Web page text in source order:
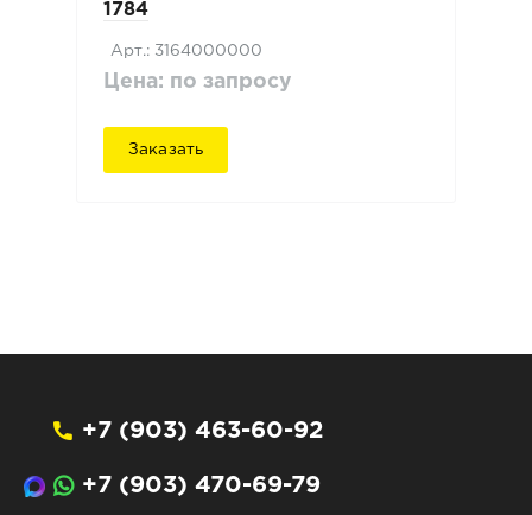
1784
Арт.: 3164000000
Цена: по запросу
Заказать
+7 (903) 463-60-92
+7 (903) 470-69-79